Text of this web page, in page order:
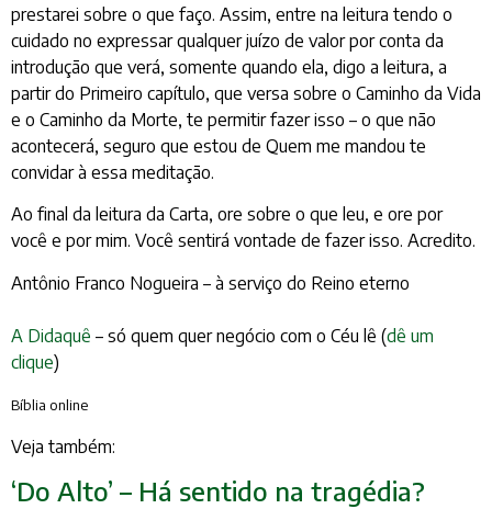
prestarei sobre o que faço. Assim, entre na leitura tendo o
cuidado no expressar qualquer juízo de valor por conta da
introdução que verá, somente quando ela, digo a leitura, a
partir do Primeiro capítulo, que versa sobre o Caminho da Vida
e o Caminho da Morte, te permitir fazer isso – o que não
acontecerá, seguro que estou de Quem me mandou te
convidar à essa meditação.
Ao final da leitura da Carta, ore sobre o que leu, e ore por
você e por mim. Você sentirá vontade de fazer isso. Acredito.
Antônio Franco Nogueira – à serviço do Reino eterno
A Didaquê – só quem quer negócio com o Céu lê (dê um
clique)
Bíblia online
Veja também:
‘Do Alto’ – Há sentido na tragédia?